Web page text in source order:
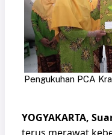
Pengukuhan PCA
YOGYAKARTA,